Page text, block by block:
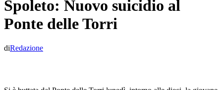
Spoleto: Nuovo suicidio al
Ponte delle Torri
diRedazione